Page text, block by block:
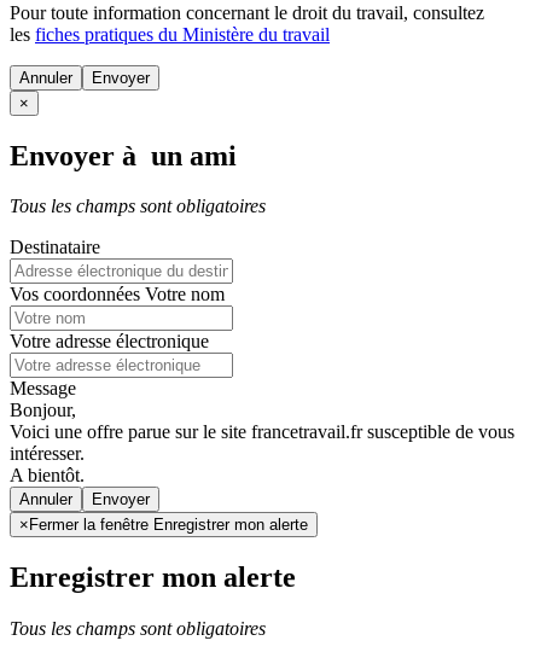
Pour toute information concernant le droit du travail, consultez
les fiches pratiques du Ministère du travail
Annuler
×
Envoyer à un ami
Tous les champs sont obligatoires
Destinataire
Vos coordonnées Votre nom
Votre adresse électronique
Message
Bonjour,
Voici une offre parue sur le site francetravail.fr susceptible de vous
intéresser.
A bientôt.
Annuler
× Fermer la fenêtre Enregistrer mon alerte
Enregistrer mon alerte
Tous les champs sont obligatoires